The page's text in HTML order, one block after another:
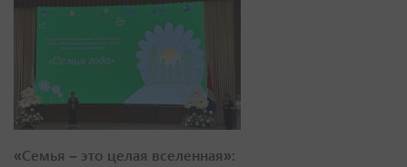
«Семья – это целая вселенная»: